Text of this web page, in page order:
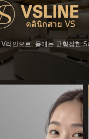
라인으로, 몸매는 균형잡힌 S